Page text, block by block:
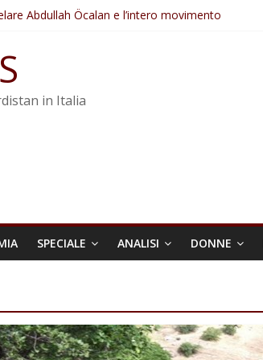
Abdullah Öcalan e l’intero movimento
ostacolerebbe l’attuazione della legge
di guerra dell’Iran
trasformata in legge positiva
in Italia
SPECIALE ANALISI DONNE